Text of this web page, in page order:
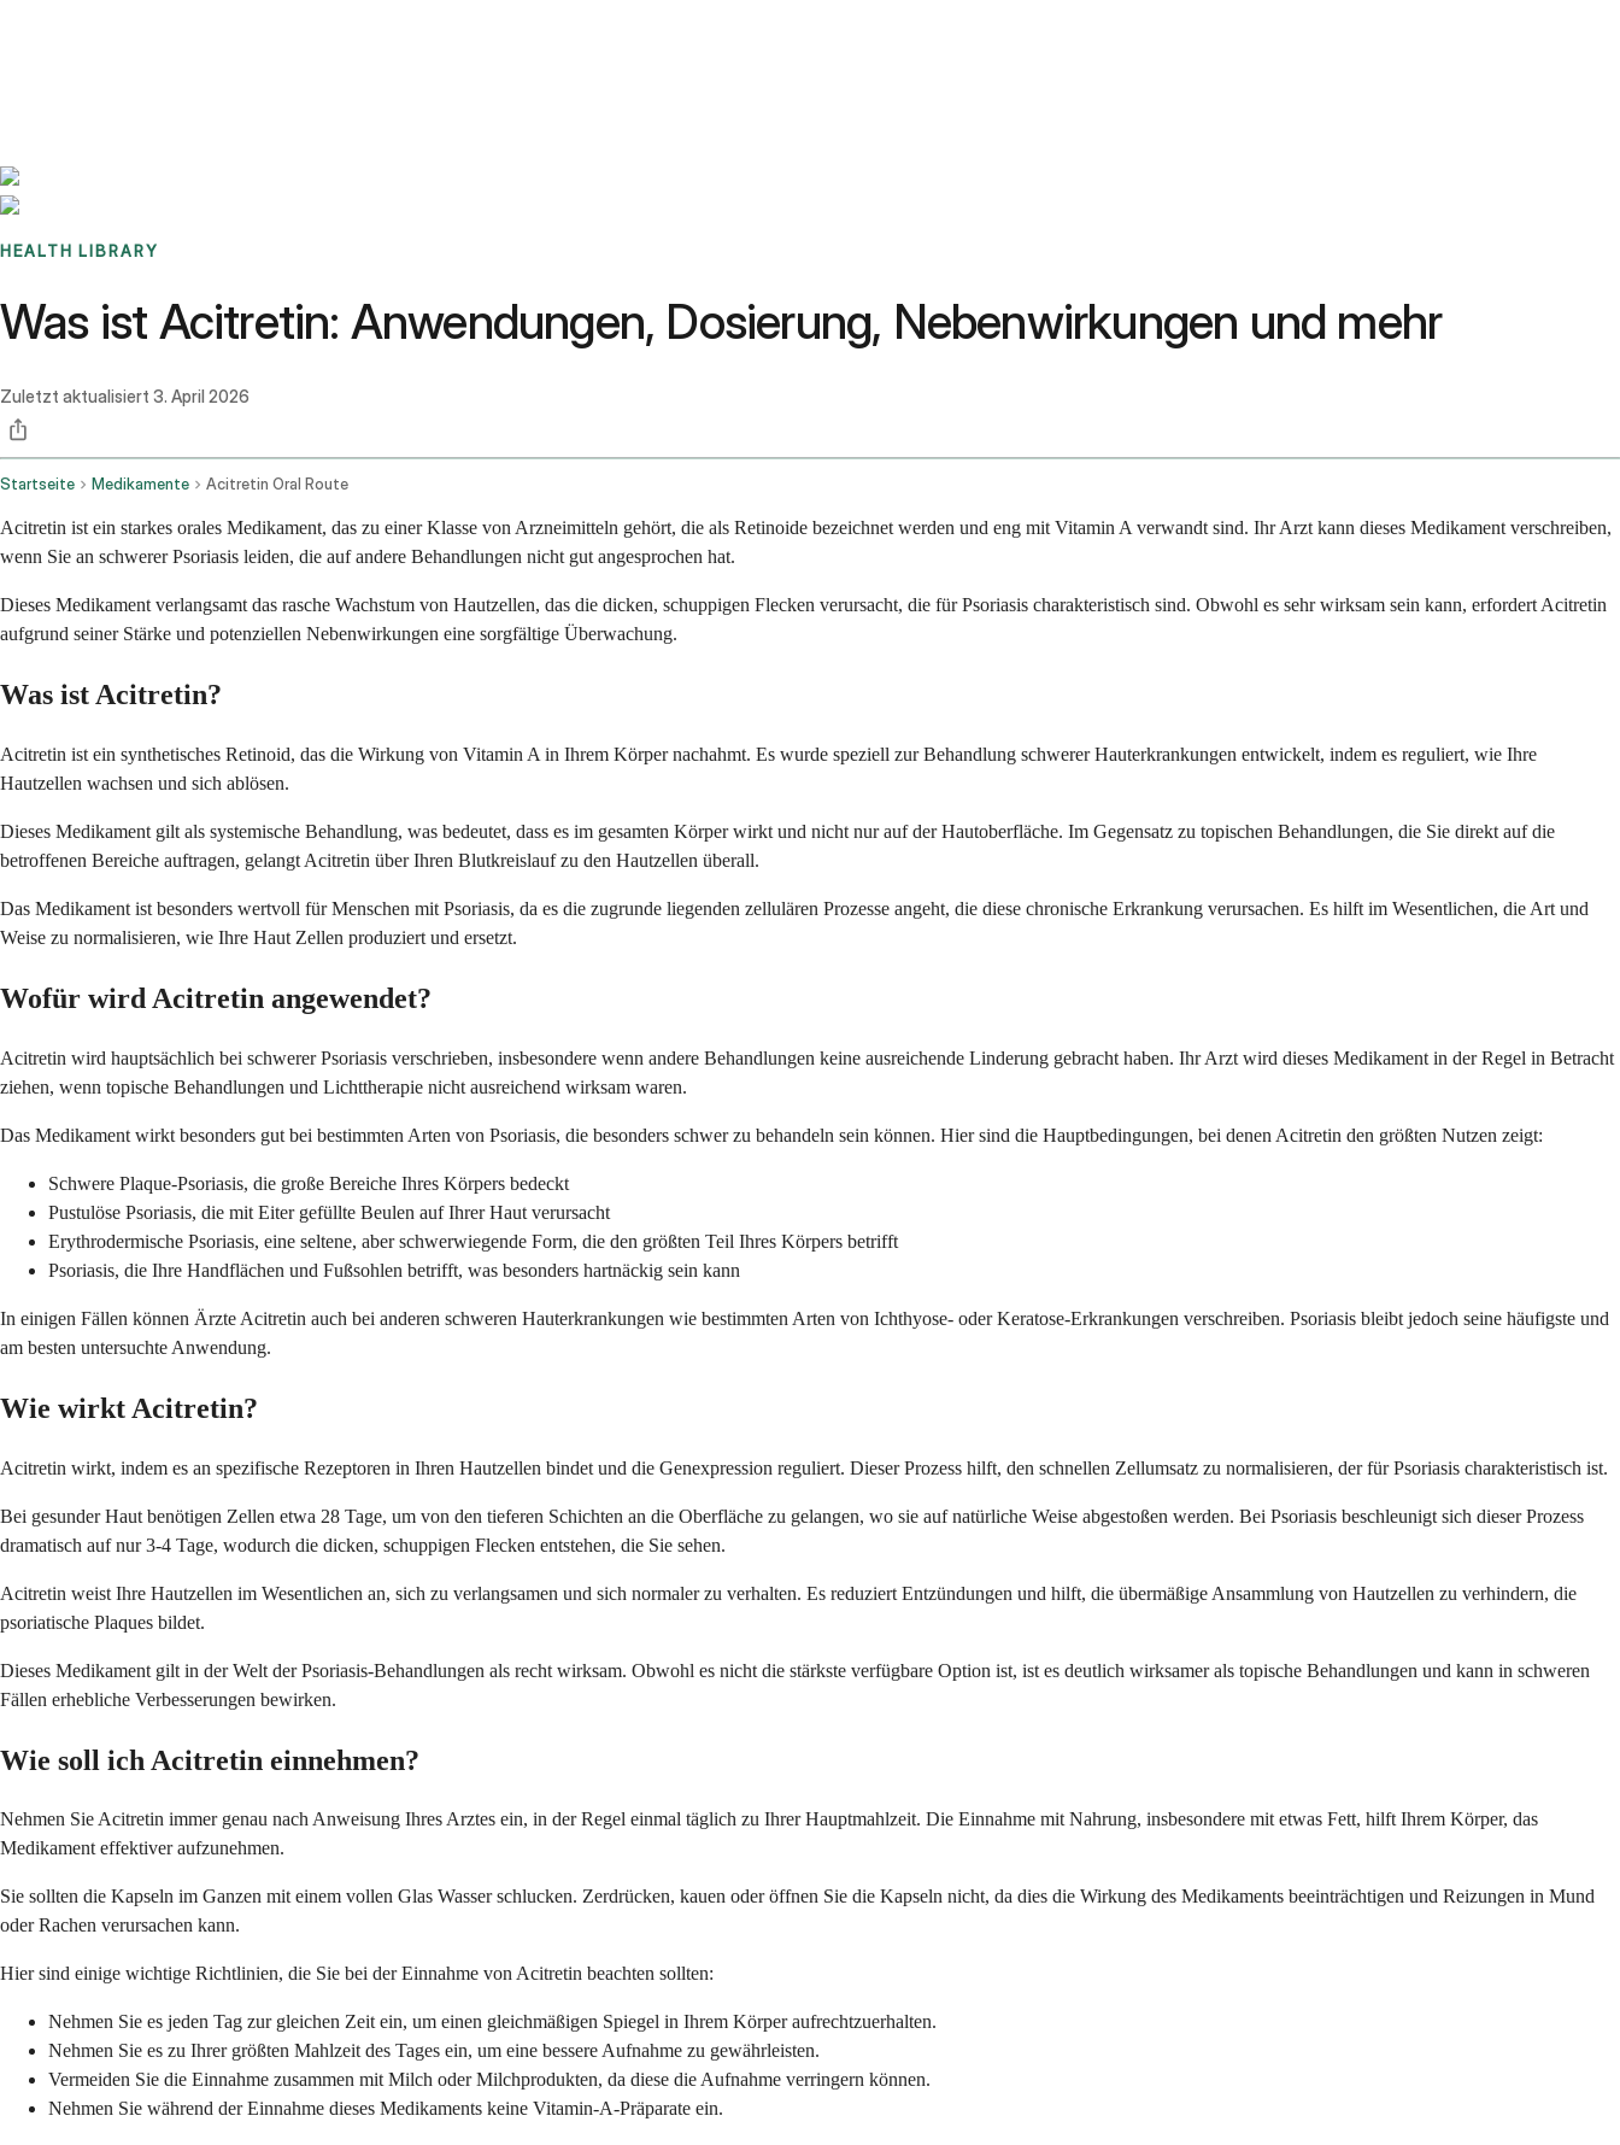
HEALTH LIBRARY
Was ist Acitretin: Anwendungen, Dosierung, Nebenwirkungen und mehr
Zuletzt aktualisiert 3. April 2026
Startseite Medikamente Acitretin Oral Route
Acitretin ist ein starkes orales Medikament, das zu einer Klasse von Arzneimitteln gehört, die als Retinoide bezeichnet werden und eng mit Vitamin A verwandt sind. Ihr Arzt kann dieses Medikament verschreiben,
wenn Sie an schwerer Psoriasis leiden, die auf andere Behandlungen nicht gut angesprochen hat.
Dieses Medikament verlangsamt das rasche Wachstum von Hautzellen, das die dicken, schuppigen Flecken verursacht, die für Psoriasis charakteristisch sind. Obwohl es sehr wirksam sein kann, erfordert Acitretin
aufgrund seiner Stärke und potenziellen Nebenwirkungen eine sorgfältige Überwachung.
Was ist Acitretin?
Acitretin ist ein synthetisches Retinoid, das die Wirkung von Vitamin A in Ihrem Körper nachahmt. Es wurde speziell zur Behandlung schwerer Hauterkrankungen entwickelt, indem es reguliert, wie Ihre
Hautzellen wachsen und sich ablösen.
Dieses Medikament gilt als systemische Behandlung, was bedeutet, dass es im gesamten Körper wirkt und nicht nur auf der Hautoberfläche. Im Gegensatz zu topischen Behandlungen, die Sie direkt auf die
betroffenen Bereiche auftragen, gelangt Acitretin über Ihren Blutkreislauf zu den Hautzellen überall.
Das Medikament ist besonders wertvoll für Menschen mit Psoriasis, da es die zugrunde liegenden zellulären Prozesse angeht, die diese chronische Erkrankung verursachen. Es hilft im Wesentlichen, die Art und
Weise zu normalisieren, wie Ihre Haut Zellen produziert und ersetzt.
Wofür wird Acitretin angewendet?
Acitretin wird hauptsächlich bei schwerer Psoriasis verschrieben, insbesondere wenn andere Behandlungen keine ausreichende Linderung gebracht haben. Ihr Arzt wird dieses Medikament in der Regel in Betracht
ziehen, wenn topische Behandlungen und Lichttherapie nicht ausreichend wirksam waren.
Das Medikament wirkt besonders gut bei bestimmten Arten von Psoriasis, die besonders schwer zu behandeln sein können. Hier sind die Hauptbedingungen, bei denen Acitretin den größten Nutzen zeigt:
Schwere Plaque-Psoriasis, die große Bereiche Ihres Körpers bedeckt
Pustulöse Psoriasis, die mit Eiter gefüllte Beulen auf Ihrer Haut verursacht
Erythrodermische Psoriasis, eine seltene, aber schwerwiegende Form, die den größten Teil Ihres Körpers betrifft
Psoriasis, die Ihre Handflächen und Fußsohlen betrifft, was besonders hartnäckig sein kann
In einigen Fällen können Ärzte Acitretin auch bei anderen schweren Hauterkrankungen wie bestimmten Arten von Ichthyose- oder Keratose-Erkrankungen verschreiben. Psoriasis bleibt jedoch seine häufigste und
am besten untersuchte Anwendung.
Wie wirkt Acitretin?
Acitretin wirkt, indem es an spezifische Rezeptoren in Ihren Hautzellen bindet und die Genexpression reguliert. Dieser Prozess hilft, den schnellen Zellumsatz zu normalisieren, der für Psoriasis charakteristisch ist.
Bei gesunder Haut benötigen Zellen etwa 28 Tage, um von den tieferen Schichten an die Oberfläche zu gelangen, wo sie auf natürliche Weise abgestoßen werden. Bei Psoriasis beschleunigt sich dieser Prozess
dramatisch auf nur 3-4 Tage, wodurch die dicken, schuppigen Flecken entstehen, die Sie sehen.
Acitretin weist Ihre Hautzellen im Wesentlichen an, sich zu verlangsamen und sich normaler zu verhalten. Es reduziert Entzündungen und hilft, die übermäßige Ansammlung von Hautzellen zu verhindern, die
psoriatische Plaques bildet.
Dieses Medikament gilt in der Welt der Psoriasis-Behandlungen als recht wirksam. Obwohl es nicht die stärkste verfügbare Option ist, ist es deutlich wirksamer als topische Behandlungen und kann in schweren
Fällen erhebliche Verbesserungen bewirken.
Wie soll ich Acitretin einnehmen?
Nehmen Sie Acitretin immer genau nach Anweisung Ihres Arztes ein, in der Regel einmal täglich zu Ihrer Hauptmahlzeit. Die Einnahme mit Nahrung, insbesondere mit etwas Fett, hilft Ihrem Körper, das
Medikament effektiver aufzunehmen.
Sie sollten die Kapseln im Ganzen mit einem vollen Glas Wasser schlucken. Zerdrücken, kauen oder öffnen Sie die Kapseln nicht, da dies die Wirkung des Medikaments beeinträchtigen und Reizungen in Mund
oder Rachen verursachen kann.
Hier sind einige wichtige Richtlinien, die Sie bei der Einnahme von Acitretin beachten sollten:
Nehmen Sie es jeden Tag zur gleichen Zeit ein, um einen gleichmäßigen Spiegel in Ihrem Körper aufrechtzuerhalten.
Nehmen Sie es zu Ihrer größten Mahlzeit des Tages ein, um eine bessere Aufnahme zu gewährleisten.
Vermeiden Sie die Einnahme zusammen mit Milch oder Milchprodukten, da diese die Aufnahme verringern können.
Nehmen Sie während der Einnahme dieses Medikaments keine Vitamin-A-Präparate ein.